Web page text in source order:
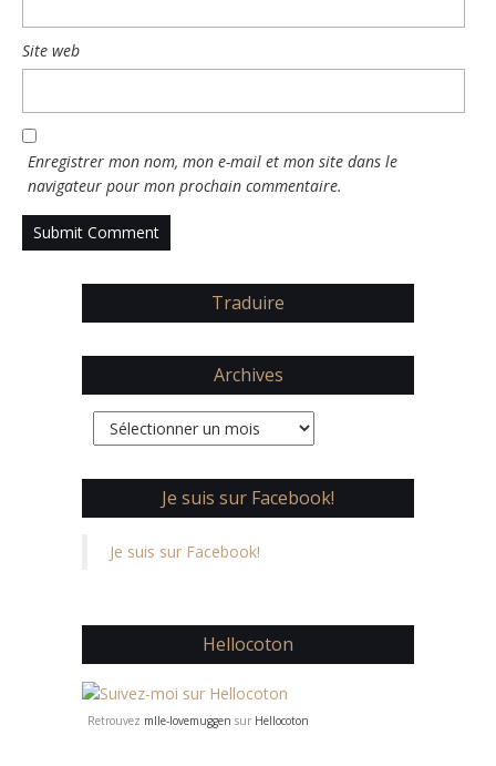
Site web
Enregistrer mon nom, mon e-mail et mon site dans le
navigateur pour mon prochain commentaire.
Traduire
Archives
Archives
Je suis sur Facebook!
Je suis sur Facebook!
Hellocoton
Retrouvez mlle-lovemuggen sur Hellocoton